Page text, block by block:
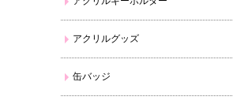
アクリルグッズ
缶バッジ